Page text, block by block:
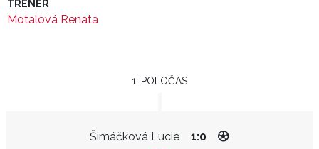
TRENÉR
Motalová Renata
1. POLOČAS
Šimáčková Lucie 1:0